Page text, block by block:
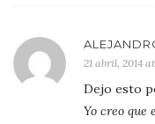
21 abril, 2014
Dejo esto
Yo creo que